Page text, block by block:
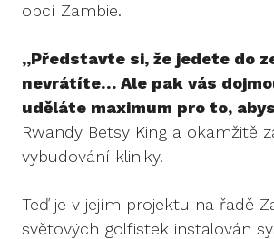
obcí Zambie.
„Představte si, že jedete do
nevrátíte… Ale pak vás
uděláte maximum pro to,
Rwandy Betsy King a okamžitě
vybudování kliniky.
Teď je v jejím projektu na řadě
světových golfistek instalován